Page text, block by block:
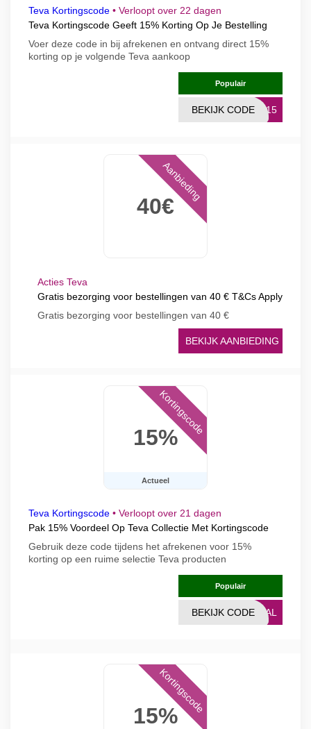
Teva Kortingscode • Verloopt over 22 dagen
Teva Kortingscode Geeft 15% Korting Op Je Bestelling
Voer deze code in bij afrekenen en ontvang direct 15%
korting op je volgende Teva aankoop
Populair
NE15
BEKIJK CODE
40€
Aanbieding
Acties Teva
Gratis bezorging voor bestellingen van 40 € T&Cs Apply
Gratis bezorging voor bestellingen van 40 €
BEKIJK AANBIEDING
15%
Actueel
Kortingscode
Teva Kortingscode • Verloopt over 21 dagen
Pak 15% Voordeel Op Teva Collectie Met Kortingscode
Gebruik deze code tijdens het afrekenen voor 15%
korting op een ruime selectie Teva producten
Populair
DEAL
BEKIJK CODE
15%
Kortingscode